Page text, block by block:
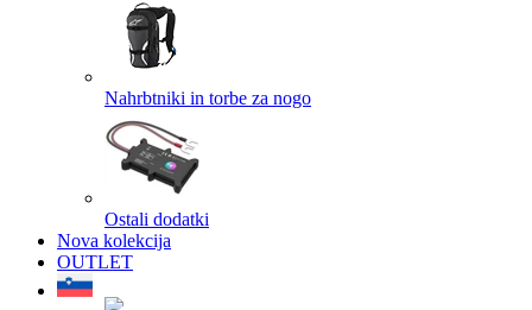
Nahrbtniki in torbe za nogo
Ostali dodatki
Nova kolekcija
OUTLET